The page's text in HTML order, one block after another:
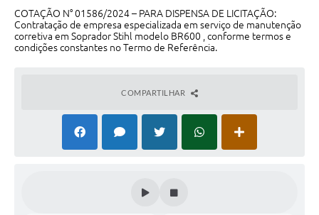
Enquete
Jornal
Diário Oficial
COTAÇÃO N° 01586/2024 – PARA DISPENSA DE LICITAÇÃO:
Contratação de empresa especializada em serviço de manutenção
corretiva em Soprador Stihl modelo BR600 , conforme termos e
condições constantes no Termo de Referência.
COMPARTILHAR